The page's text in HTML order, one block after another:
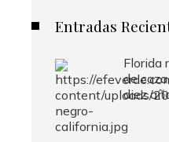
Entradas
Florida
de
diez